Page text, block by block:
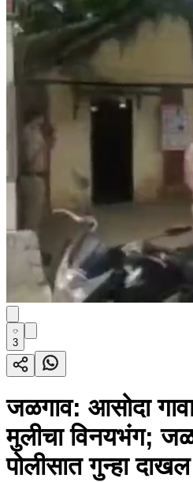
3
जळगाव: आसोदा
मुलीचा विनयभंग;
पोलीसात गुन्हा दाखल